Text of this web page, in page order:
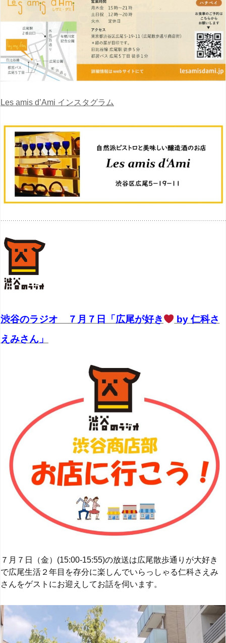
Les amis d’Ami インスタグラム
渋谷のラジオ ７月７日「広尾が好き
by 仁科さ
えみさん」
７月７日（金）(15:00-15:55)の放送は広尾散歩通りが大好き
で広尾生活２年目を存分に楽しんでいらっしゃる仁科さえみ
さんをゲストにお迎えしてお話を伺います。